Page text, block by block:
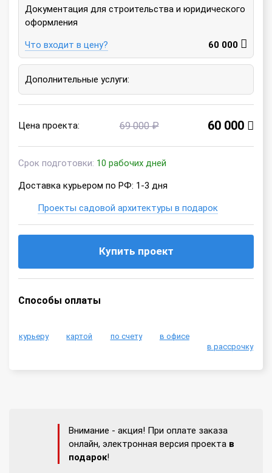
Документация для строительства и юридического
оформления
Что входит в цену? 60 000
Дополнительные услуги:
Цена проекта: 69 000 ₽ 60 000
Срок подготовки: 10 рабочих дней
Доставка курьером по РФ: 1-3 дня
Проекты садовой архитектуры в подарок
Купить проект
Способы оплаты
курьеру картой по счету
в офисе
в рассрочку
Внимание - акция! При оплате заказа
онлайн, электронная версия проекта в
подарок!